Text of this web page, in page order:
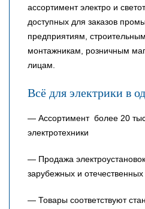
ассортимент электро и
доступных для заказов
предприятиям,
монтажникам, розничным
лицам.
Всё для электрики в
— Ассортимент более 20
электротехники
— Продажа
зарубежных и
— Товары соответствуют